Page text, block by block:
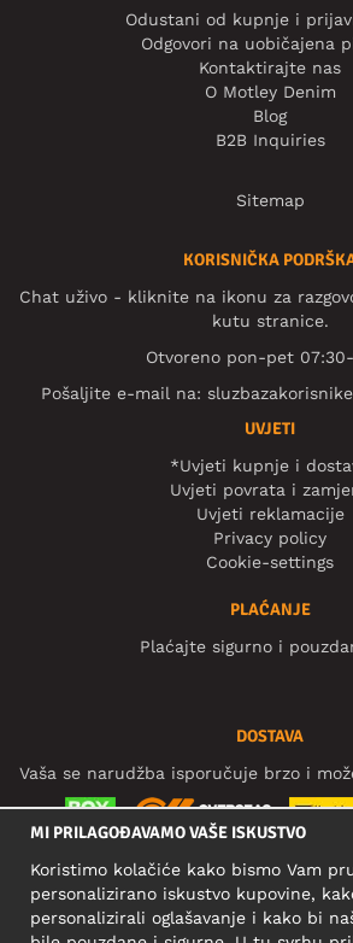
Odustani od kupnje i
Odgovori na uobičajena
Kontaktirajte nas
O Motley Denim
Blog
B2B Inquiries
Sitemap
KORISNIČKA
Chat uživo - kliknite na ikonu za
kutu stranice.
Otvoreno pon-pet 07:30-
Pošaljite e-mail na:
UVJETI
*Uvjeti kupnje i
Uvjeti povrata i
Uvjeti reklamacije
Privacy policy
Cookie-settings
PLAĆANJE
Plaćajte sigurno i
DOSTAVA
Vaša se narudžba isporučuje brzo i
DRUŠTVENE MREŽE
MI PRILAGOĐAVAMO VAŠE ISKUSTVO
Koristimo kolačiće kako bismo Vam
personalizirano iskustvo kupovine,
personalizirali oglašavanje i kako bi